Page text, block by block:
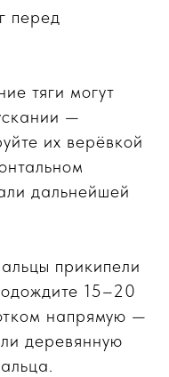
перед
тяги могут
—
их верёвкой
дальнейшей
прикипели
15–20
напрямую —
деревянную
ПО ЗВУКУ